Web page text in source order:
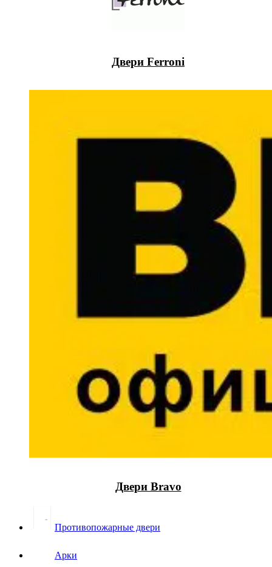
Двери Ferroni
Двери Bravo
Противопожарные двери
Арки